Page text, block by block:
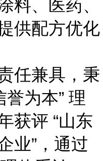
料、医药、
供配方优化
任兼具， 秉
誉为本” 理
获评 “山东
业”，通过